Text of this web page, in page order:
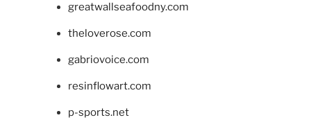
greatwallseafoodny.com
theloverose.com
gabriovoice.com
resinflowart.com
p-sports.net